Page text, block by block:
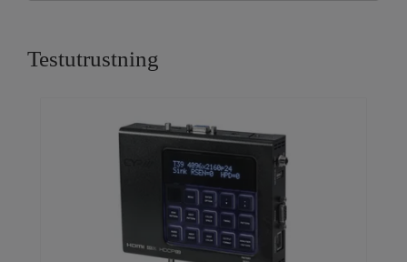
Testutrustning